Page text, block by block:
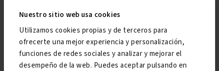
Nuestro sitio web usa cookies
Utilizamos cookies propias y de terceros para
ofrecerte una mejor experiencia y personalización,
funciones de redes sociales y analizar y mejorar el
desempeño de la web. Puedes aceptar pulsando en